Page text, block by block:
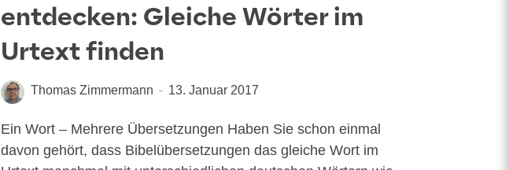
entdecken: Gleiche Wörter im
Urtext finden
Thomas Zimmermann 13. Januar 2017
Ein Wort – Mehrere Übersetzungen Haben Sie schon ein­mal
davon gehört, dass Bibel­über­set­zun­gen das glei­che Wort im